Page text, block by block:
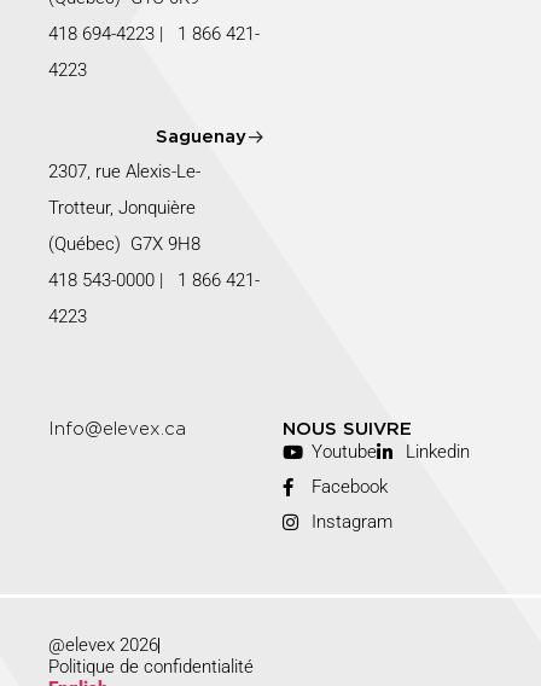
418 694-4223
1 866 421-
4223
Saguenay
2307, rue Alexis-Le-
Trotteur, Jonquière
(Québec) G7X 9H8
418 543-0000
1 866 421-
4223
Info@elevex.ca NOUS SUIVRE
Youtube
Linkedin
Facebook
Instagram
@elevex 2026
Politique de confidentialité